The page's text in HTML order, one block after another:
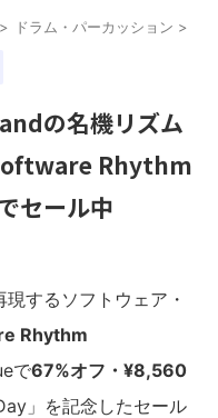
> ドラム・パーカッション >
の名機リズム
Rhythm
セール中
するソフトウェア・
Rhythm
で67%オフ・¥8,560
」を記念したセール